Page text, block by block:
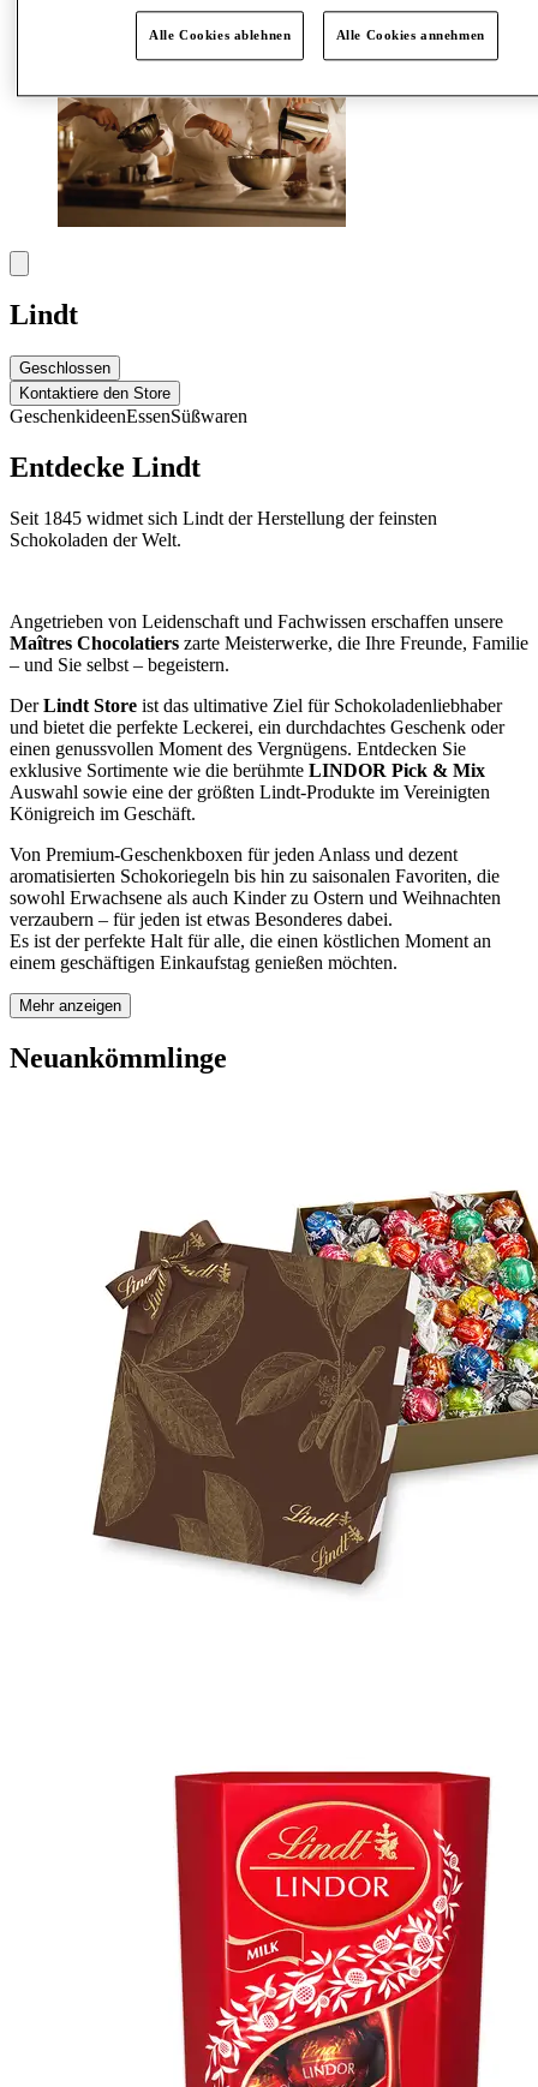
Lindt
Geschlossen
Kontaktiere den Store
GeschenkideenEssenSüßwaren
Entdecke Lindt
Seit 1845 widmet sich Lindt der Herstellung der feinsten
Schokoladen der Welt.
Angetrieben von Leidenschaft und Fachwissen erschaffen unsere
Maîtres Chocolatiers zarte Meisterwerke, die Ihre Freunde, Familie
– und Sie selbst – begeistern.
DerLindt Store ist das ultimative Ziel für Schokoladenliebhaber
und bietet die perfekte Leckerei, ein durchdachtes Geschenk oder
einen genussvollen Moment des Vergnügens. Entdecken Sie
exklusive Sortimente wie die berühmte LINDOR Pick & Mix
Auswahl sowie eine der größten Lindt-Produkte im Vereinigten
Königreich im Geschäft.
Von Premium-Geschenkboxen für jeden Anlass und dezent
aromatisierten Schokoriegeln bis hin zu saisonalen Favoriten, die
sowohl Erwachsene als auch Kinder zu Ostern und Weihnachten
verzaubern – für jeden ist etwas Besonderes dabei.
Es ist der perfekte Halt für alle, die einen köstlichen Moment an
einem geschäftigen Einkaufstag genießen möchten.
Mehr anzeigen
Neuankömmlinge
Alle Cookies ablehnen Alle Cookies annehmen